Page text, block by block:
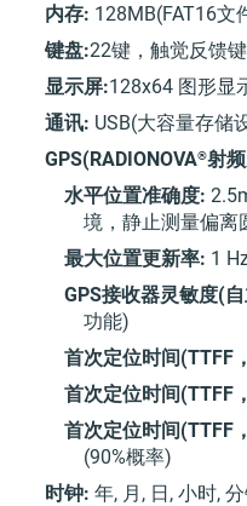
内存: 128MB(FAT16文
键盘:22键，触觉反馈
显示屏:128x64 图形显
通讯: USB(大容量存储
GPS(RADIONOVA®射
水平位置准确度:
境，静止测量偏离
最大位置更新率: 1
GPS接收器灵敏度(
功能)
首次定位时间(TTFF
首次定位时间(TTFF
首次定位时间(TTFF
(90%概率)
时钟: 年, 月, 日, 小时,